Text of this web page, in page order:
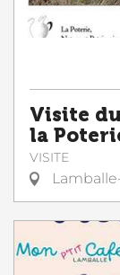
Visite
la
VISITE